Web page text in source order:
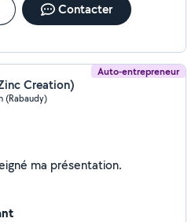
Contacter
Auto-entrepreneur
Creation)
(Rabaudy)
Je n'ai pas encore renseigné ma présentation.